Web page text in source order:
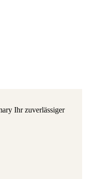
Ihr zuverlässiger